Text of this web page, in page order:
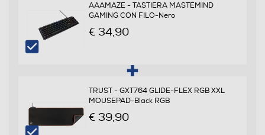
con comoda imbottitura • Controllo remoto in linea con
comandi per volume e silenziamento microfono •
Lunghezza del cavo: circa 220 cm
Sistemi operativi compatibili
Descrizione marketing
Cuffie V3 Gaming Stereo PS4/PS5 Licenza Ufficiale
AAAMAZE - TASTIERA MASTEMIND
GAMING CON FILO-Nero
€ 34,90
TRUST - GXT764 GLIDE-FLEX RGB XXL
MOUSEPAD-Black RGB
€ 39,90